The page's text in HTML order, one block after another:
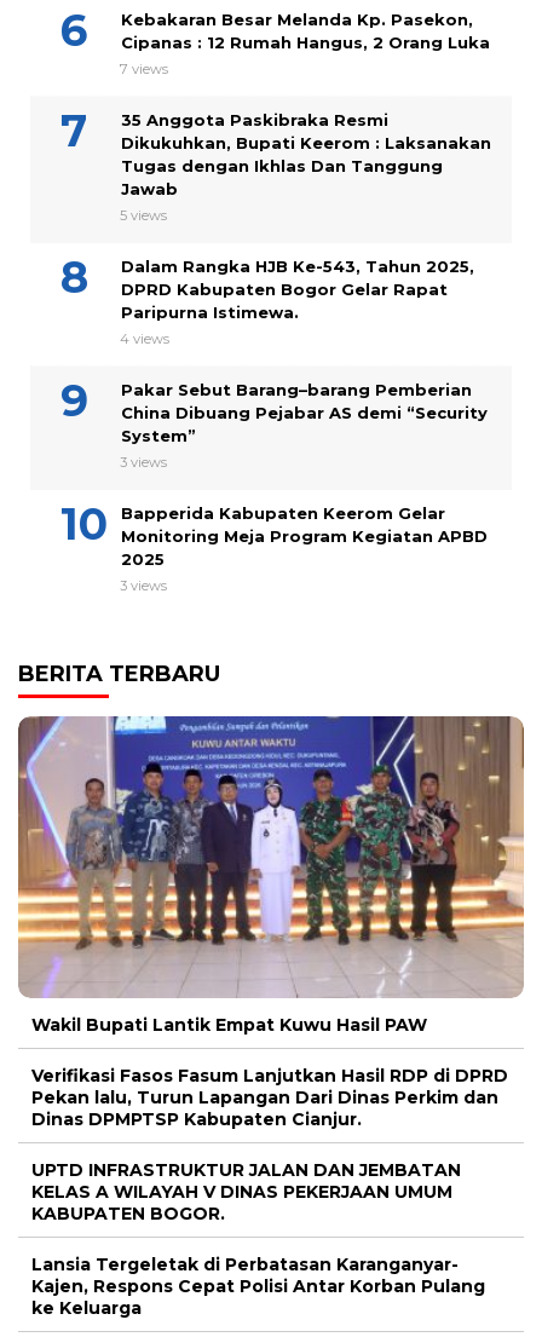
Kebakaran Besar Melanda Kp. Pasekon,
Cipanas : 12 Rumah Hangus, 2 Orang Luka
7 views
35 Anggota Paskibraka Resmi
Dikukuhkan, Bupati Keerom : Laksanakan
Tugas dengan Ikhlas Dan Tanggung
Jawab
5 views
Dalam Rangka HJB Ke-543, Tahun 2025,
DPRD Kabupaten Bogor Gelar Rapat
Paripurna Istimewa.
4 views
Pakar Sebut Barang–barang Pemberian
China Dibuang Pejabar AS demi “Security
System”
3 views
Bapperida Kabupaten Keerom Gelar
Monitoring Meja Program Kegiatan APBD
2025
3 views
BERITA TERBARU
Wakil Bupati Lantik Empat Kuwu Hasil PAW
Verifikasi Fasos Fasum Lanjutkan Hasil RDP di DPRD
Pekan lalu, Turun Lapangan Dari Dinas Perkim dan
Dinas DPMPTSP Kabupaten Cianjur.
UPTD INFRASTRUKTUR JALAN DAN JEMBATAN
KELAS A WILAYAH V DINAS PEKERJAAN UMUM
KABUPATEN BOGOR.
Lansia Tergeletak di Perbatasan Karanganyar-
Kajen, Respons Cepat Polisi Antar Korban Pulang
ke Keluarga